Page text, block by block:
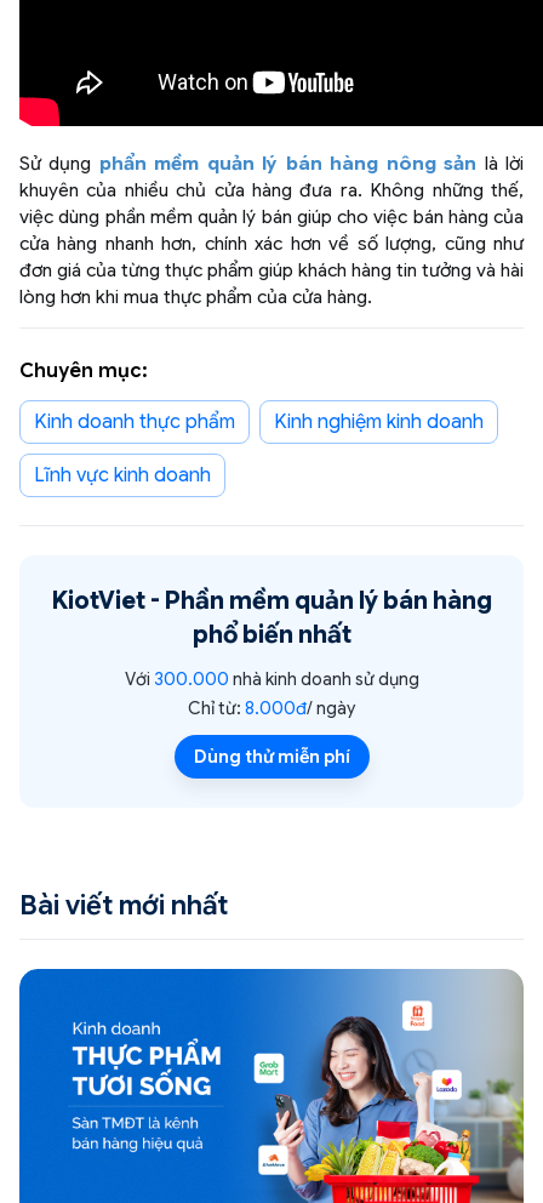
Sử dụng phẩn mềm quản lý bán hàng nông sản là lời
khuyên của nhiều chủ cửa hàng đưa ra. Không những thế,
việc dùng phần mềm quản lý bán giúp cho việc bán hàng của
cửa hàng nhanh hơn, chính xác hơn về số lượng, cũng như
đơn giá của từng thực phẩm giúp khách hàng tin tưởng và hài
lòng hơn khi mua thực phẩm của cửa hàng.
Chuyên mục:
kinh doanh thực phẩm Kinh nghiệm kinh doanh
Lĩnh vực kinh doanh
KiotViet - Phần mềm quản lý bán hàng
phổ biến nhất
Với 300.000 nhà kinh doanh sử dụng
Chỉ từ: 8.000đ/ ngày
Dùng thử miễn phí
Bài viết mới nhất